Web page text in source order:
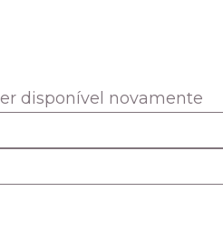
disponível novamente